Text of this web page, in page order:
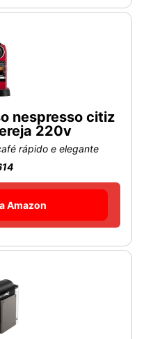
nespresso citiz
220v
rápido e elegante
Amazon